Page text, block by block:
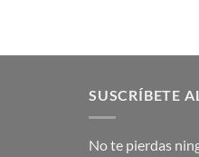
SUSCRÍBETE
No te pierdas